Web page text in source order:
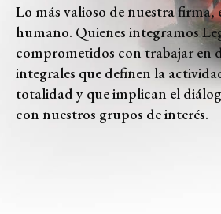
Lo más valioso de nuestra firma,
humano. Quienes integramos
comprometidos con trabajar en
integrales que definen la
totalidad y que implican el
con nuestros grupos de interés.